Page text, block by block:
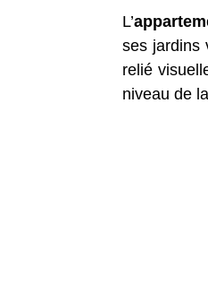
L’
ses jardins
relié
niveau de